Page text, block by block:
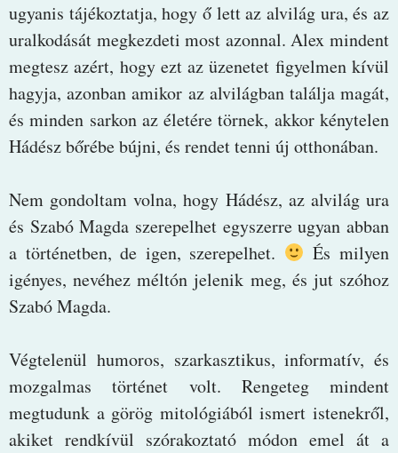
ugyanis tájékoztatja, hogy ő lett az alvilág ura, és az
uralkodását megkezdeti most azonnal. Alex mindent
megtesz azért, hogy ezt az üzenetet figyelmen kívül
hagyja, azonban amikor az alvilágban találja magát,
és minden sarkon az életére törnek, akkor kénytelen
Hádész bőrébe bújni, és rendet tenni új otthonában.
Nem gondoltam volna, hogy Hádész, az alvilág ura
és Szabó Magda szerepelhet egyszerre ugyan abban
a történetben, de igen, szerepelhet.
És milyen
igényes, nevéhez méltón jelenik meg, és jut szóhoz
Szabó Magda.
Végtelenül humoros, szarkasztikus, informatív, és
mozgalmas történet volt. Rengeteg mindent
megtudunk a görög mitológiából ismert istenekről,
akiket rendkívül szórakoztató módon emel át a